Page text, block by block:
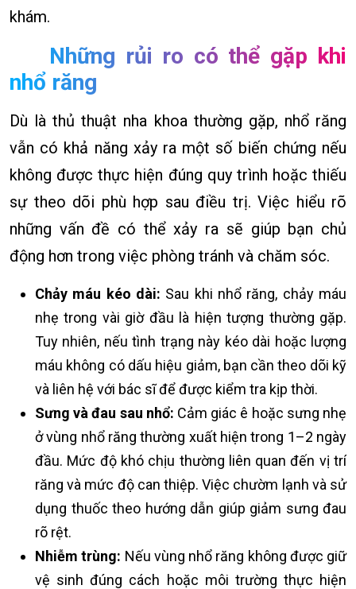
khám.
Những rủi ro có thể gặp khi
nhổ răng
Dù là thủ thuật nha khoa thường gặp, nhổ răng
vẫn có khả năng xảy ra một số biến chứng nếu
không được thực hiện đúng quy trình hoặc thiếu
sự theo dõi phù hợp sau điều trị. Việc hiểu rõ
những vấn đề có thể xảy ra sẽ giúp bạn chủ
động hơn trong việc phòng tránh và chăm sóc.
Chảy máu kéo dài: Sau khi nhổ răng, chảy máu
nhẹ trong vài giờ đầu là hiện tượng thường gặp.
Tuy nhiên, nếu tình trạng này kéo dài hoặc lượng
máu không có dấu hiệu giảm, bạn cần theo dõi kỹ
và liên hệ với bác sĩ để được kiểm tra kịp thời.
Sưng và đau sau nhổ: Cảm giác ê hoặc sưng nhẹ
ở vùng nhổ răng thường xuất hiện trong 1–2 ngày
đầu. Mức độ khó chịu thường liên quan đến vị trí
răng và mức độ can thiệp. Việc chườm lạnh và sử
dụng thuốc theo hướng dẫn giúp giảm sưng đau
rõ rệt.
Nhiễm trùng: Nếu vùng nhổ răng không được giữ
vệ sinh đúng cách hoặc môi trường thực hiện